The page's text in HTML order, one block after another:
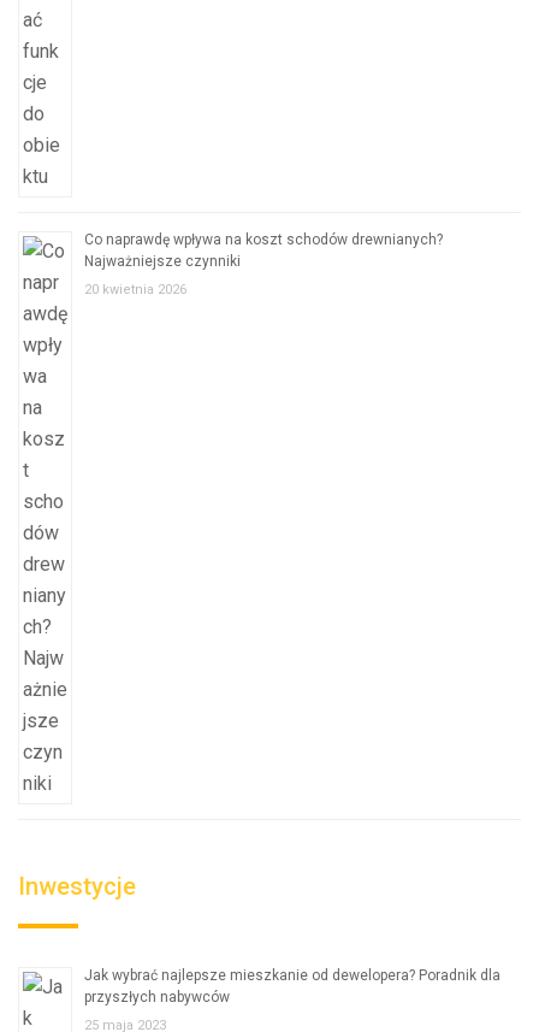
Co naprawdę wpływa na koszt schodów drewnianych?
Najważniejsze czynniki
20 kwietnia 2026
Inwestycje
Jak wybrać najlepsze mieszkanie od dewelopera? Poradnik dla
przyszłych nabywców
25 maja 2023